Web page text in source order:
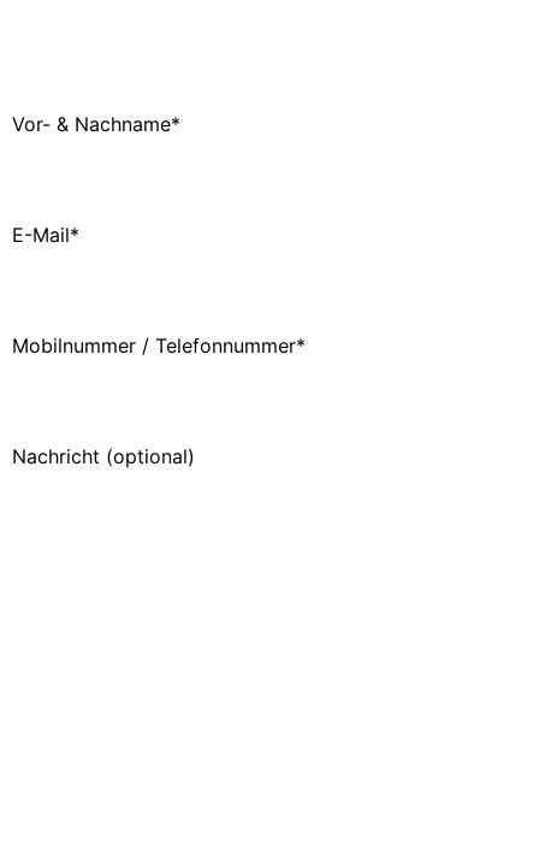
Vor- & Nachname*
E-Mail*
Mobilnummer / Telefonnummer*
Nachricht (optional)